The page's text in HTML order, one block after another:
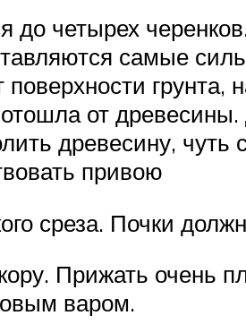
до четырех
самые
грунта,
от
древесину, чуть
привою
среза. Почки
Прижать очень
варом.